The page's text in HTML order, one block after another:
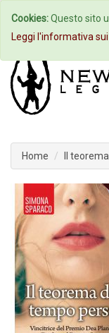
Home
Home Il
Cookies:Questo sito
Leggi l'informativa